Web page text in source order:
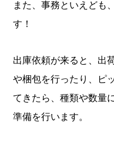
また、事務といえども
す！
出庫依頼が来ると、出
や梱包を行ったり、ピ
てきたら、種類や数量
準備を行います。